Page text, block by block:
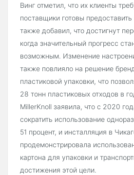
Винг отметил, что их клиенты
поставщики готовы
также добавил, что достигнут
когда значительный прогресс
возможным. Изменение
также повлияло на решение
пластиковой упаковки, что
28 тонн пластиковых отходов в
MillerKnoll заявила, что с 2020
сократить использование
51 процент, и инсталляция в
продемонстрировала
картона для упаковки и
достижения этой цели.